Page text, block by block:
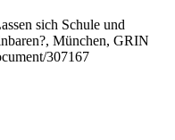
sich Schule und
München, GRIN
307167